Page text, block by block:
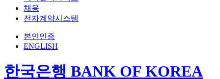
채용
전자계약시스템
본인인증
ENGLISH
한국은행 BANK OF KOREA